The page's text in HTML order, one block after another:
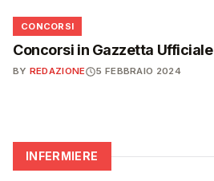
📋
CONCORSI
Concorsi in Gazzetta Ufficiale
BY REDAZIONE 5 FEBBRAIO 2024
INFERMIERE